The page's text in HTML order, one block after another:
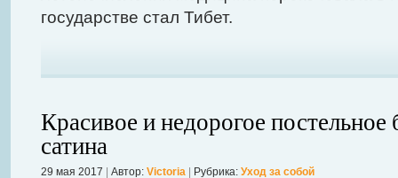
государстве стал Тибет.
Красивое и недорогое постельное
сатина
29 мая 2017 Автор: Victoria Рубрика: Уход за собой